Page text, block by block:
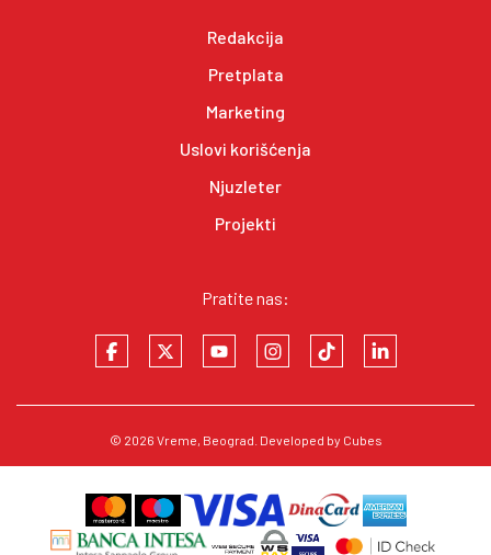
Redakcija
Pretplata
Marketing
Uslovi korišćenja
Njuzleter
Projekti
Pratite nas:
© 2026 Vreme, Beograd. Developed by Cubes